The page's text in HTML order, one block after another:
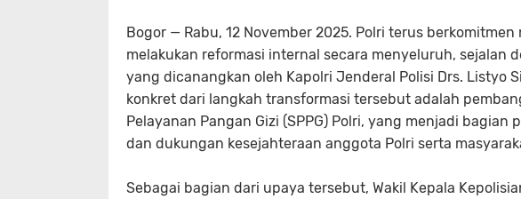
Bogor — Rabu, 12 November 2025. Polri terus
melakukan reformasi internal secara menyeluruh, sejalan
yang dicanangkan oleh Kapolri Jenderal Polisi Drs. Listyo
konkret dari langkah transformasi tersebut adalah
Pelayanan Pangan Gizi (SPPG) Polri, yang menjadi
dan dukungan kesejahteraan anggota Polri serta
Sebagai bagian dari upaya tersebut, Wakil Kepala